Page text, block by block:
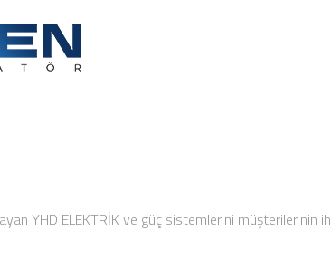
YHD ELEKTRİK ve güç sistemlerini müşterilerinin